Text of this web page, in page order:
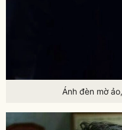
Ánh đèn mờ